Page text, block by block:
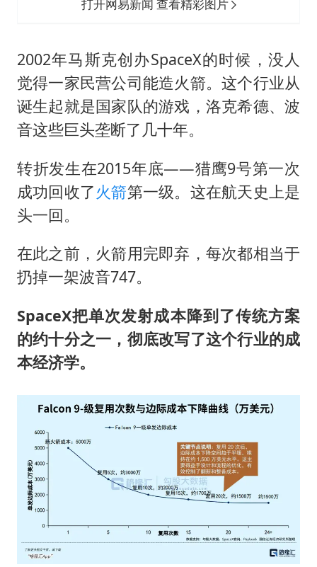
打开网易新闻 查看精彩图片
2002年马斯克创办SpaceX的时候，没人
觉得一家民营公司能造火箭。这个行业从
诞生起就是国家队的游戏，洛克希德、波
音这些巨头垄断了几十年。
转折发生在2015年底——猎鹰9号第一次
成功回收了火箭第一级。这在航天史上是
头一回。
在此之前，火箭用完即弃，每次都相当于
扔掉一架波音747。
SpaceX把单次发射成本降到了传统方案
的约十分之一， 彻底改写了这个行业的成
本经济学。